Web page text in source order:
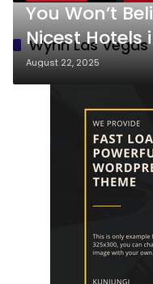
Wynn Las Vegas
You Won’t
Nicest Hotels
2025—Luxury
August 22, 2025